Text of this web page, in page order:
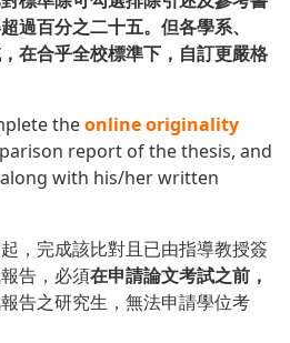
過百分之二十五。但各學系、
在合乎全校標準下，自訂更嚴格
theonline originality
report of the thesis, and
with his/her written
，完成該比對且已由指導教授簽
告，必須在申請論文考試之前，
告之研究生，無法申請學位考